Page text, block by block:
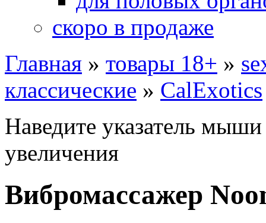
скоро в продаже
Главная » товары 18+ »
классические » CalExotics
Наведите указатель
увеличения
Вибромассажер